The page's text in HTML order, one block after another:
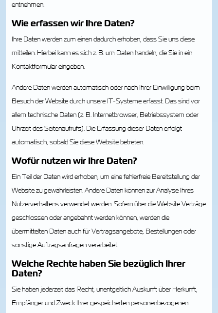
entnehmen.
Wie erfassen wir Ihre Daten?
Ihre Daten werden zum einen dadurch erhoben, dass Sie uns diese
mitteilen. Hierbei kann es sich z. B. um Daten handeln, die Sie in ein
Kontaktformular eingeben.
Andere Daten werden automatisch oder nach Ihrer Einwilligung beim
Besuch der Website durch unsere IT-Systeme erfasst. Das sind vor
allem technische Daten (z. B. Internetbrowser, Betriebssystem oder
Uhrzeit des Seitenaufrufs). Die Erfassung dieser Daten erfolgt
automatisch, sobald Sie diese Website betreten.
Wofür nutzen wir Ihre Daten?
Ein Teil der Daten wird erhoben, um eine fehlerfreie Bereitstellung der
Website zu gewährleisten. Andere Daten können zur Analyse Ihres
Nutzerverhaltens verwendet werden. Sofern über die Website Verträge
geschlossen oder angebahnt werden können, werden die
übermittelten Daten auch für Vertragsangebote, Bestellungen oder
sonstige Auftragsanfragen verarbeitet.
Welche Rechte haben Sie bezüglich Ihrer
Daten?
Sie haben jederzeit das Recht, unentgeltlich Auskunft über Herkunft,
Empfänger und Zweck Ihrer gespeicherten personenbezogenen